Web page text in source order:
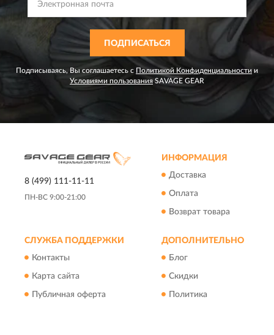
ПОДПИСАТЬСЯ
Подписываясь, Вы соглашаетесь с Политикой Конфиденциальности и
Условиями пользованияSAVAGE GEAR
8 (499) 111-11-11
ПН-ВС 9:00-21:00
ИНФОРМАЦИЯ
Доставка
Оплата
Возврат товара
СЛУЖБА ПОДДЕРЖКИ
Контакты
Карта сайта
Публичная оферта
ДОПОЛНИТЕЛЬНО
Блог
Скидки
Политика